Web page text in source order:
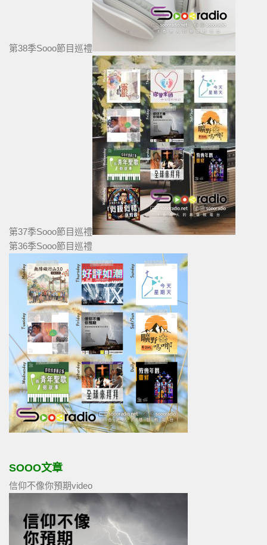
第38季Sooo節目巡禮
第37季Sooo節目巡禮
第36季Sooo節目巡禮
SOOO文章
信仰不像你預期video